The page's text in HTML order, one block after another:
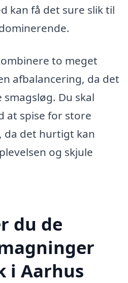
kan få det sure slik til
to meget
afbalancering, da det
Du skal
at spise for store
det hurtigt kan
og skjule
du de
i Aarhus